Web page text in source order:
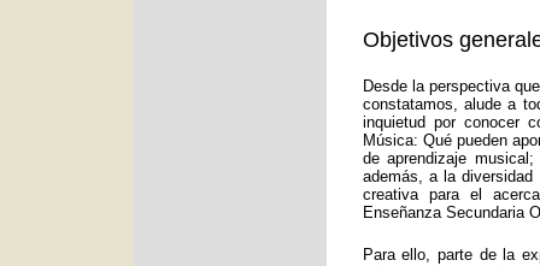
Objetivos
Desde la perspectiva
constatamos, alude a
inquietud por conocer
Música: Qué pueden
de aprendizaje
además, a la
creativa para el
Enseñanza Secundaria
Para ello, parte de la